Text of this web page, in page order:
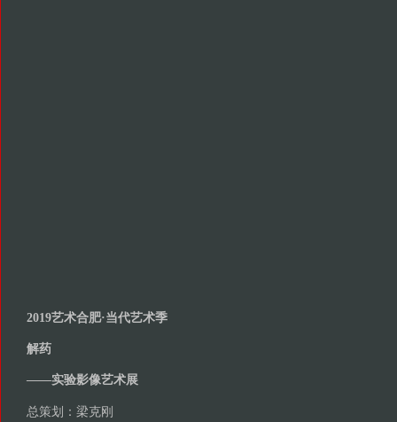
2019艺术合肥·当代艺术季
解药
——实验影像艺术展
总策划：梁克刚